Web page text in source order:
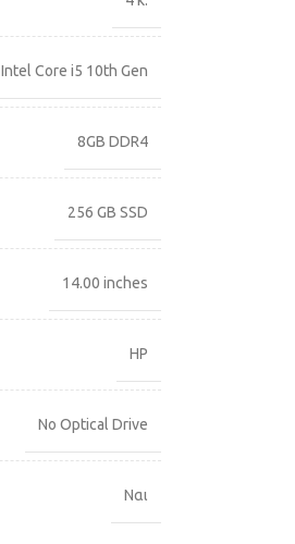
Intel Core i5 10th Gen
8GB DDR4
256 GB SSD
14.00 inches
HP
No Optical Drive
Ναι